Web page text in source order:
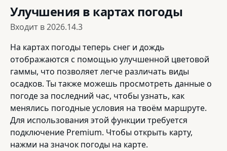
Улучшения в картах погоды
Входит в2026.14.3
На картах погоды теперь снег и дождь
отображаются с помощью улучшенной цветовой
гаммы, что позволяет легче различать виды
осадков. Ты также можешь просмотреть данные о
погоде за последний час, чтобы узнать, как
менялись погодные условия на твоём маршруте.
Для использования этой функции требуется
подключение Premium. Чтобы открыть карту,
нажми на значок погоды на карте.